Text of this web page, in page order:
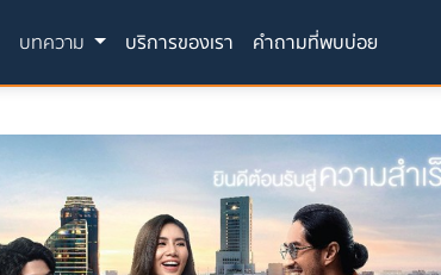
บทความ บริการของเรา คำถามที่พบบ่อย